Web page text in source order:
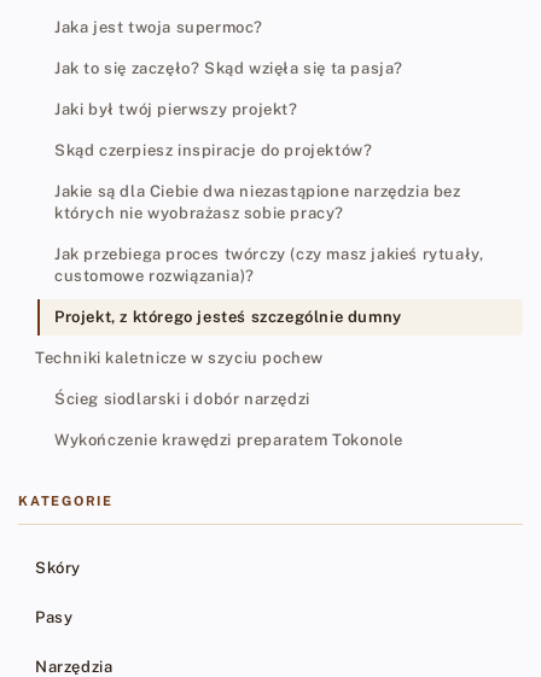
Jaka jest twoja supermoc?
Jak to się zaczęło? Skąd wzięła się ta pasja?
Jaki był twój pierwszy projekt?
Skąd czerpiesz inspiracje do projektów?
Jakie są dla Ciebie dwa niezastąpione narzędzia bez
których nie wyobrażasz sobie pracy?
Jak przebiega proces twórczy (czy masz jakieś rytuały,
customowe rozwiązania)?
Projekt, z którego jesteś szczególnie dumny
Techniki kaletnicze w szyciu pochew
Ścieg siodlarski i dobór narzędzi
Wykończenie krawędzi preparatem Tokonole
KATEGORIE
Skóry
Pasy
Narzędzia